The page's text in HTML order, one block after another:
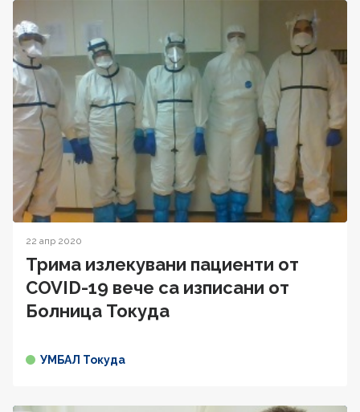
22 апр 2020
Трима излекувани пациенти от
COVID-19 вече са изписани от
Болница Токуда
УМБАЛ Токуда